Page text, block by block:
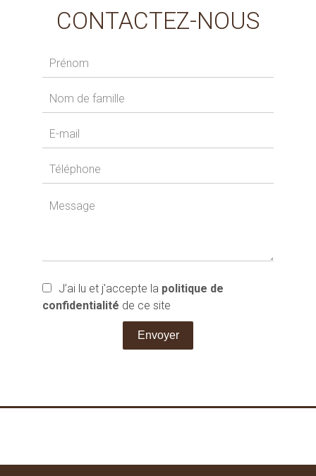
CONTACTEZ-NOUS
J’ai lu et j'accepte la politique de
confidentialité de ce site
Envoyer